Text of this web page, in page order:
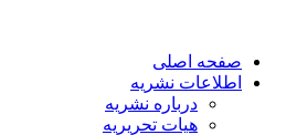
صفحه اصلی
اطلاعات نشریه
درباره نشریه
هیات تحریریه